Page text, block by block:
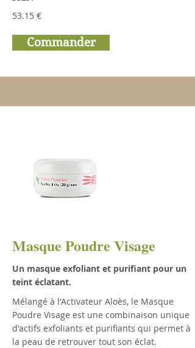
53.15 €
Commander
Masque Poudre Visage
Un masque exfoliant et purifiant pour un
teint éclatant.
Mélangé à l'Activateur Aloès, le Masque
Poudre Visage est une combinaison unique
d'actifs exfoliants et purifiants qui permet à
la peau de retrouver tout son éclat.